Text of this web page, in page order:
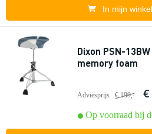
In mijn
Dixon PSN-
memory foam
Adviesprijs € 199,- €
Op voorraad bij